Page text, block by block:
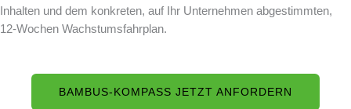
Inhalten und dem konkreten, auf Ihr Unternehmen abgestimmten,
12-Wochen Wachstumsfahrplan.
BAMBUS-KOMPASS JETZT ANFORDERN